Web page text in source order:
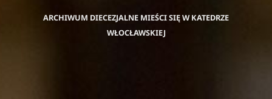
ARCHIWUM DIECEZJALNE MIEŚCI SIĘ W KATEDRZE
WŁOCŁAWSKIEJ